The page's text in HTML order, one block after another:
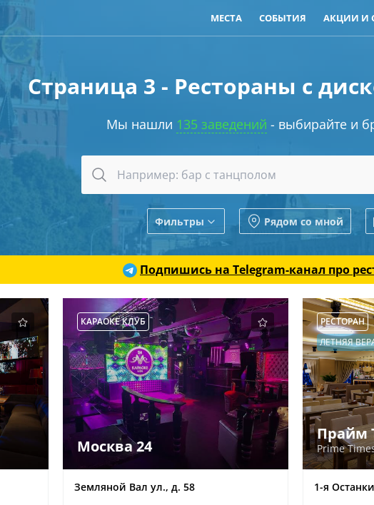
МЕСТА СОБЫТИЯ АКЦИИ И
Страница 3 - Рестораны с
Мы нашли 135 заведений - выбирайте и
Фильтры Рядом со мной
Подпишись на Telegram-канал про
КАРАОКЕ КЛУБ
Москва 24
Земляной Вал ул., д. 58
РЕСТОРАН
ЛЕТНЯЯ
Прайм
Prime
1-я